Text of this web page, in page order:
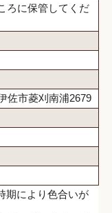
ろに保管してくだ
佐市菱刈南浦2679
期により色合いが